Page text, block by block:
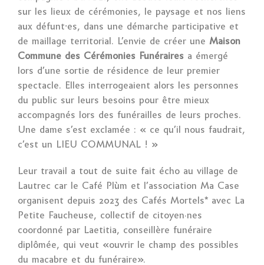
sur les lieux de cérémonies, le paysage et nos liens
aux défunt⸱es, dans une démarche participative et
de maillage territorial. L’envie de créer une Maison
Commune des Cérémonies Funéraires a émergé
lors d’une sortie de résidence de leur premier
spectacle. Elles interrogeaient alors les personnes
du public sur leurs besoins pour être mieux
accompagnés lors des funérailles de leurs proches.
Une dame s’est exclamée : « ce qu’il nous faudrait,
c’est un LIEU COMMUNAL ! »
Leur travail a tout de suite fait écho au village de
Lautrec car le Café Plùm et l’association Ma Case
organisent depuis 2023 des Cafés Mortels* avec La
Petite Faucheuse, collectif de citoyen·nes
coordonné par Laetitia, conseillère funéraire
diplômée, qui veut «ouvrir le champ des possibles
du macabre et du funéraire».